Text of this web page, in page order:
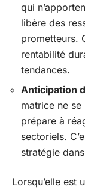
qui
libère des
prometteurs.
rentabilité
tendances.
Anticipation
matrice ne
prépare à
sectoriels.
stratégie
Lorsqu’elle est